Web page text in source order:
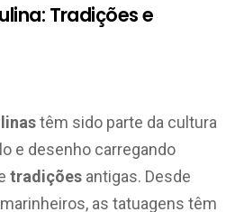
Tradições e
têm sido parte da cultura
e desenho carregando
tradições antigas. Desde
as tatuagens têm